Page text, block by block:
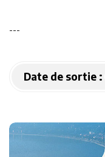
---
Date de sortie :